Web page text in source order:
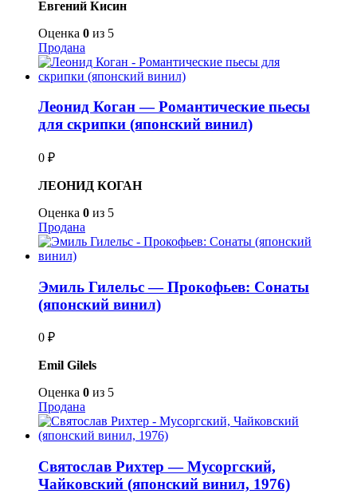
Евгений Кисин
Оценка 0 из 5
Продана
Леонид Коган — Романтические пьесы
для скрипки (японский винил)
0 ₽
ЛЕОНИД КОГАН
Оценка 0 из 5
Продана
Эмиль Гилельс — Прокофьев: Сонаты
(японский винил)
0 ₽
Emil Gilels
Оценка 0 из 5
Продана
Святослав Рихтер — Мусоргский,
Чайковский (японский винил, 1976)